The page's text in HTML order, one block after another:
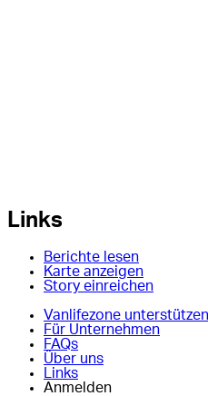
Links
Berichte lesen
Karte anzeigen
Story einreichen
Vanlifezone unterstützen
Für Unternehmen
FAQs
Über uns
Links
Anmelden